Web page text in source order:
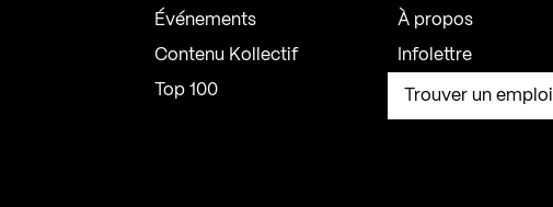
Événements
Contenu Kollectif
Top 100
À propos
Infolettre
Trouver un emploi